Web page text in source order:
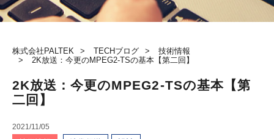
株式会社PALTEK TECHブログ
技術情報
2K放送：今更のMPEG2-TSの基本【第二回】
2K放送：今更のMPEG2-TSの基本【第
二回】
2021/11/05